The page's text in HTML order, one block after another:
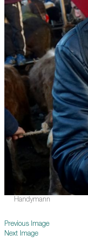
Handymann
Previous Image
Next Image